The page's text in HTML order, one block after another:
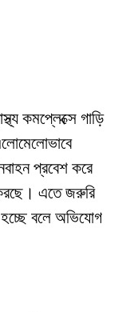
কমপ্লেক্সে গাড়ি
প্রবেশ করে
এতে জরুরি
হচ্ছে বলে অভিযোগ